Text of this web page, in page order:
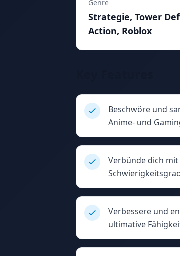
Genre
Strategie, Tower
Action, Roblox
Beschwöre und
Anime- und
Verbünde dich
Verbessere und
ultimative